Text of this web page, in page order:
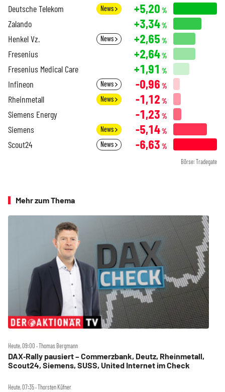
Deutsche Telekom News +5,20 %
Zalando +3,34%
Henkel Vz. News +2,65 %
Fresenius +2,64%
Fresenius Medical Care +1,91 %
Infineon News -0,96 %
Rheinmetall News -1,12 %
Siemens Energy -1,23 %
Siemens News -5,14%
Scout24 News -6,63 %
Börse: Tradegate
Mehr zum Thema
Heute, 09:00 ‧ Thomas Bergmann
DAX‑Rally pausiert – Commerzbank, Deutz, Rheinmetall,
Scout24, Siemens, SUSS, United Internet im Check
Heute, 07:35 ‧ Thorsten Küfner